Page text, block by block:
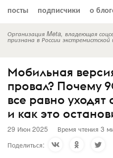
посты подписчики о
Организация Meta, владеющая
признана в России
Мобильная
провал? Почему
все равно уходят
и как это
29 Июн 2025 Время чтения 3
Поделиться: